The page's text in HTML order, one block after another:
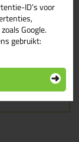
ID’s voor
Google.
gebruikt: